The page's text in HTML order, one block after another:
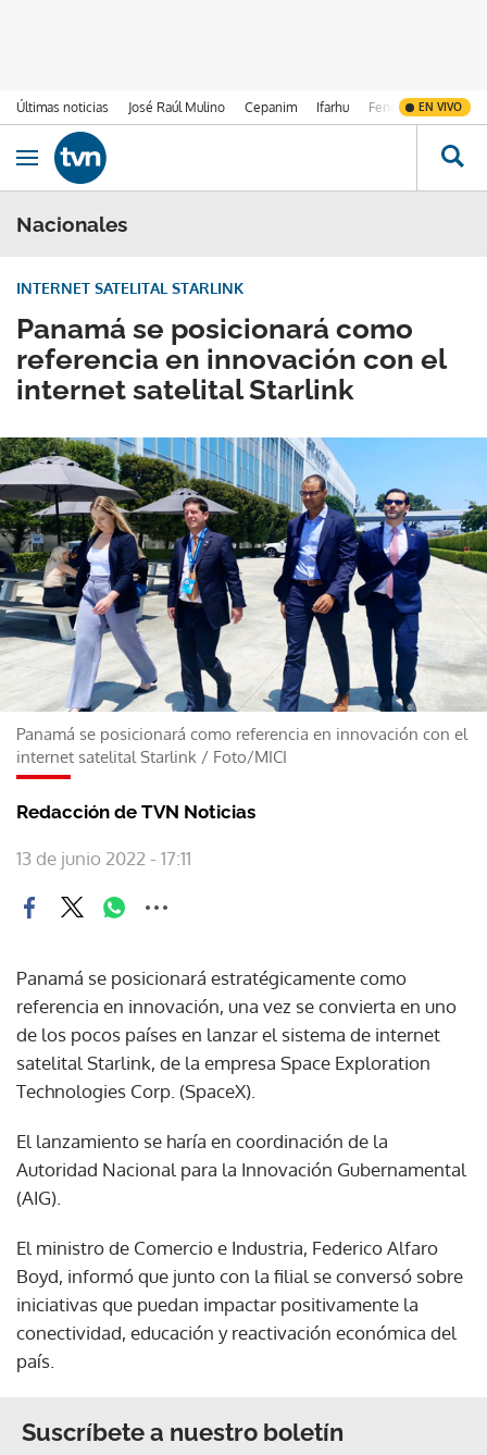
Últimas noticias José Raúl Mulino Cepanim Ifarhu Fenómeno de El
EN VIVO
Ir al contenido
Obrir navegació
Nacionales
Panamá se posicionará como
referencia en innovación con el
internet satelital Starlink
INTERNET SATELITAL STARLINK
Panamá se posicionará como referencia en innovación con el
internet satelital Starlink / Foto/MICI
Redacción de TVN Noticias
13 de junio 2022 - 17:11
Panamá se posicionará estratégicamente como
referencia en innovación, una vez se convierta en uno
de los pocos países en lanzar el sistema de internet
satelital Starlink, de la empresa Space Exploration
Technologies Corp. (SpaceX).
El lanzamiento se haría en coordinación de la
Autoridad Nacional para la Innovación Gubernamental
(AIG).
El ministro de Comercio e Industria, Federico Alfaro
Boyd, informó que junto con la filial se conversó sobre
iniciativas que puedan impactar positivamente la
conectividad, educación y reactivación económica del
país.
Suscríbete a nuestro boletín